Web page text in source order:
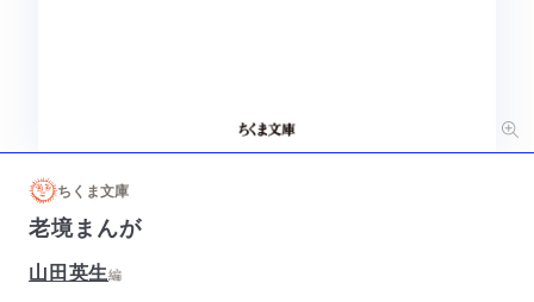
ちくま文庫
老境まんが
山田英生編